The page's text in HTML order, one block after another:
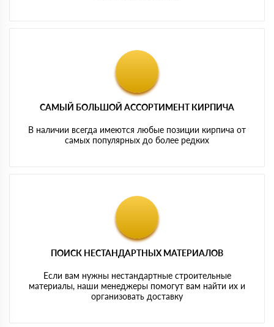
САМЫЙ БОЛЬШОЙ АССОРТИМЕНТ КИРПИЧА
В наличии всегда имеются любые позиции кирпича от
самых популярных до более редких
ПОИСК НЕСТАНДАРТНЫХ МАТЕРИАЛОВ
Если вам нужны нестандартные строительные
материалы, наши менеджеры помогут вам найти их и
организовать доставку